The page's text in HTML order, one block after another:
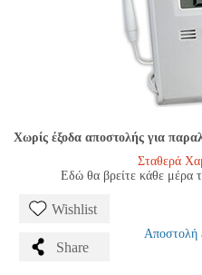
Χωρίς έξοδα αποστολής για
Σταθερά
Εδώ θα βρείτε κάθε μέρα
Wishlist
Share
Αποστολή